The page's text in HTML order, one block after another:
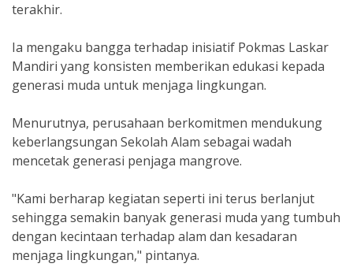
terakhir.
Ia mengaku bangga terhadap inisiatif Pokmas Laskar
Mandiri yang konsisten memberikan edukasi kepada
generasi muda untuk menjaga lingkungan.
Menurutnya, perusahaan berkomitmen mendukung
keberlangsungan Sekolah Alam sebagai wadah
mencetak generasi penjaga mangrove.
"Kami berharap kegiatan seperti ini terus berlanjut
sehingga semakin banyak generasi muda yang tumbuh
dengan kecintaan terhadap alam dan kesadaran
menjaga lingkungan," pintanya.